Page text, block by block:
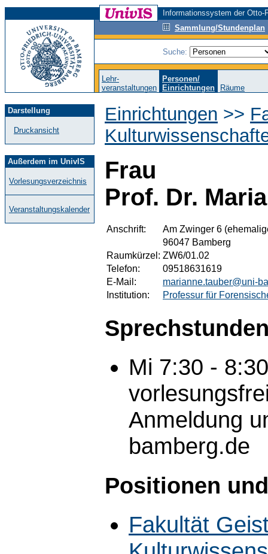
Informationssystem der
Sammlung/Stundenplan
Suche:
Lehr-
veranstaltungen
Personen/
Einrichtungen
Räume
Darstellung
Druckansicht
Außerdem im UnivIS
Vorlesungsverzeichnis
Veranstaltungskalender
Einrichtungen >>
Frau
Prof. Dr.
Anschrift:
Am Zwinger 6
96047 Bamberg
Raumkürzel: ZW6/01.02
Telefon:
09518631619
E-Mail:
marianne.tauber@uni-
Institution:
Professur für
Mi 7:30 -
Anmeldung
bamberg.de
Positionen
Fakultät